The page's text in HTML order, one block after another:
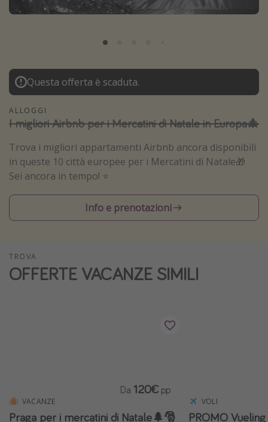
Grecia
Tunisia
Malta
Canarie
Capo Verde
Tipo di vacanza
Vacanze all inclusive
Last minute capodanno
Vacanze con bambini
Calendario di viaggio
Festività del 2026
Questa offerta è scaduta.
ALLOGGI
I migliori Airbnb per i Mercatini di Natale in Europa🎄
Trova i migliori appartamenti Airbnb ancora disponibili
in queste 10 città europee per i Mercatini di Natale🎁
Sei ancora in tempo! ⭐️
Info e prenotazioni
TROVA
OFFERTE VACANZE SIMILI
VACANZE
Praga per i mercatini di Natale🌲🎅
Da 120€ pp
VOLI
PROMO